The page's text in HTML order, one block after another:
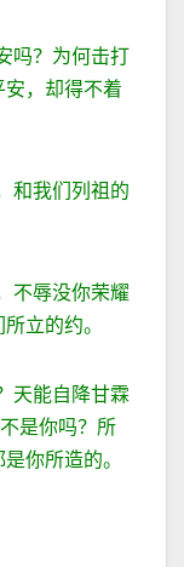
吗？为何击打
，却得不着
和我们列祖的
不辱没你荣耀
立的约。
天能自降甘霖
是你吗？所
你所造的。